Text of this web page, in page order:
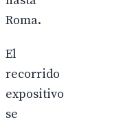
Roma.
El
recorrido
expositivo
se